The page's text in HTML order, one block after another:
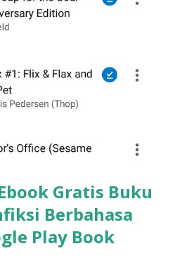
Gratis Buku
Berbahasa
Play Book